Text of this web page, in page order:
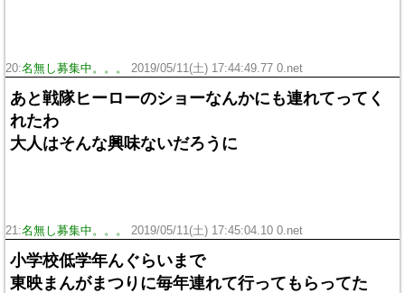
20:名無し募集中。。。 2019/05/11(土) 17:44:49.77 0.net
あと戦隊ヒーローのショーなんかにも連れてってく
れたわ
大人はそんな興味ないだろうに
21:名無し募集中。。。 2019/05/11(土) 17:45:04.10 0.net
小学校低学年んぐらいまで
東映まんがまつりに毎年連れて行ってもらってた